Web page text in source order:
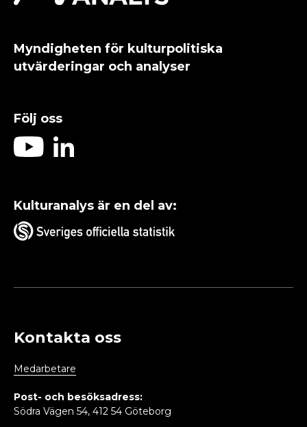
Myndigheten för kulturpolitiska
utvärderingar och analyser
Följ oss
Kulturanalys är en del av:
Kontakta oss
Medarbetare
Post- och besöksadress:
Södra Vägen 54, 412 54 Göteborg